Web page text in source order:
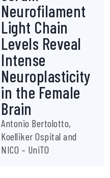
Neurofilament
Light Chain
Levels Reveal
Intense
Neuroplasticity
in the Female
Brain
Antonio Bertolotto,
Koelliker Ospital and
NICO – UniTO